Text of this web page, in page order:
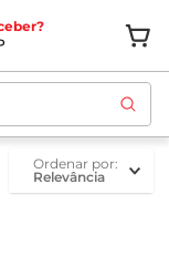
ordenar por
Relevância